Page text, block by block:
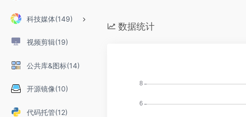
科技媒体(149)
视频剪辑(19)
公共库&图标(14)
开源镜像(10)
代码托管(12)
数据统计